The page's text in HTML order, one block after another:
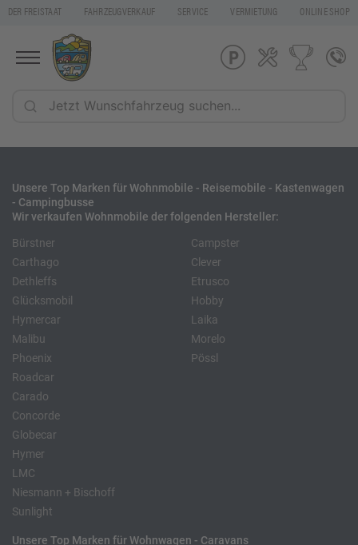
DER FREISTAAT FAHRZEUGVERKAUF SERVICE VERMIETUNG ONLINE SHOP
Unsere Top Marken für Wohnmobile - Reisemobile - Kastenwagen
- Campingbusse
Wir verkaufen Wohnmobile der folgenden Hersteller:
Bürstner
Carthago
Dethleffs
Glücksmobil
Hymercar
Malibu
Phoenix
Roadcar
Campster
Clever
Etrusco
Hobby
Laika
Morelo
Pössl
Carado
Concorde
Globecar
Hymer
LMC
Niesmann + Bischoff
Sunlight
Unsere Top Marken für Wohnwagen - Caravans